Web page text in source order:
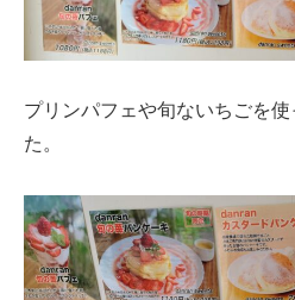
プリンパフェや旬ないちごを
た。